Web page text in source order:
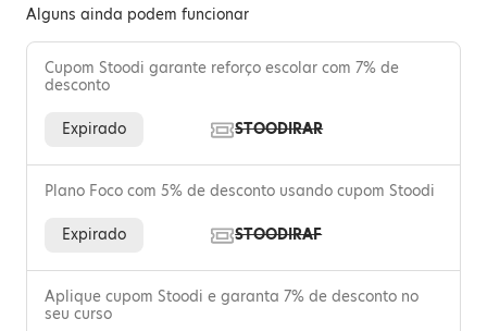
Alguns ainda podem funcionar
Cupom Stoodi garante reforço escolar com 7% de
desconto
Expirado STOODIRAR
Plano Foco com 5% de desconto usando cupom Stoodi
Expirado STOODIRAF
Aplique cupom Stoodi e garanta 7% de desconto no
seu curso